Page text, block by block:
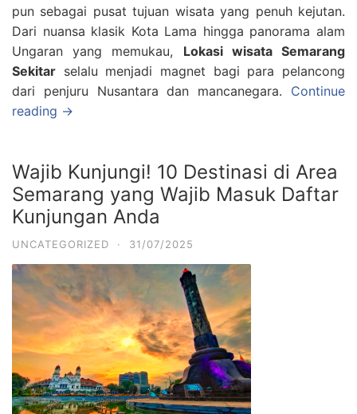
pun sebagai pusat tujuan wisata yang penuh kejutan.
Dari nuansa klasik Kota Lama hingga panorama alam
Ungaran yang memukau, Lokasi wisata Semarang
Sekitar selalu menjadi magnet bagi para pelancong
dari penjuru Nusantara dan mancanegara. Continue
reading →
Wajib Kunjungi! 10 Destinasi di Area
Semarang yang Wajib Masuk Daftar
Kunjungan Anda
UNCATEGORIZED · 31/07/2025